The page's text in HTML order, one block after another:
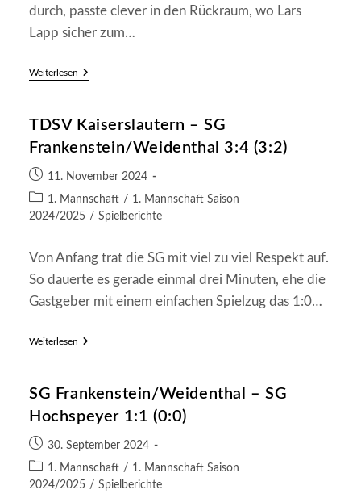
durch, passte clever in den Rückraum, wo Lars
Lapp sicher zum…
WeiterlesenSG
SG
2:2
TDSV Kaiserslautern – SG
Frankenstein/Weidenthal 3:4 (3:2)
Beitrag
veröffentlicht:
11. November 2024
Beitrags-
Kategorie:
1. Mannschaft / 1. Mannschaft Saison
2024/2025 / Spielberichte
Von Anfang trat die SG mit viel zu viel Respekt auf.
So dauerte es gerade einmal drei Minuten, ehe die
Gastgeber mit einem einfachen Spielzug das 1:0…
WeiterlesenTDSV
Frankenstein/Weidenthal
(3:2)
SG Frankenstein/Weidenthal – SG
Hochspeyer 1:1 (0:0)
Beitrag
veröffentlicht:
30. September 2024
Beitrags-
Kategorie:
1. Mannschaft / 1. Mannschaft Saison
2024/2025 / Spielberichte